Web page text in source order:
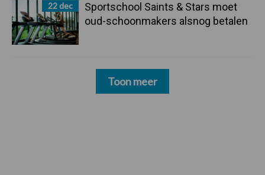
22 dec
Sportschool Saints & Stars moet
oud-schoonmakers alsnog betalen
Toon meer